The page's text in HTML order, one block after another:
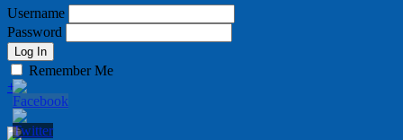
Username
Password
Remember Me
+